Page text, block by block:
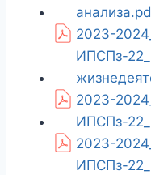
2023-
ИПСПз-
2023-
ИПСПз-
2023-
ИПСПз-